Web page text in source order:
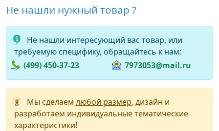
Не нашли нужный товар ?
Не нашли интересующий вас товар, или
требуемую специфику, обращайтесь к нам:
(499) 450-37-23
7973053@mail.ru
Мы сделаем любой размер, дизайн и
разработаем индивидуальные тематические
характеристики!